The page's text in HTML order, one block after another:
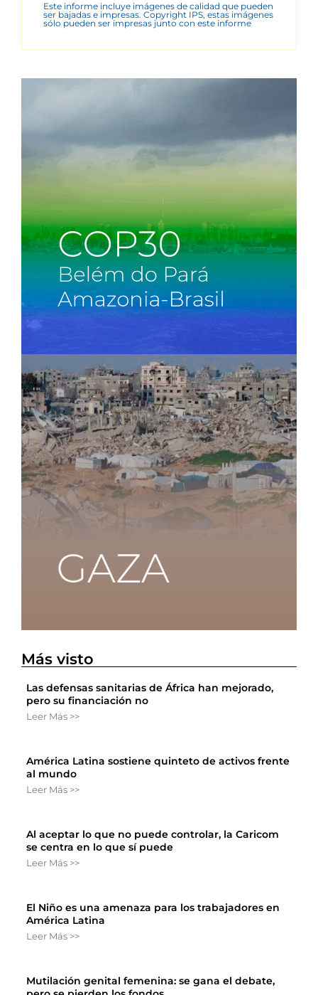
Este informe incluye imágenes de calidad que pueden
ser bajadas e impresas. Copyright IPS, estas imágenes
sólo pueden ser impresas junto con este informe
Más visto
Las defensas sanitarias de África han mejorado,
pero su financiación no
Leer Más >>
América Latina sostiene quinteto de activos frente
al mundo
Leer Más >>
Al aceptar lo que no puede controlar, la Caricom
se centra en lo que sí puede
Leer Más >>
El Niño es una amenaza para los trabajadores en
América Latina
Leer Más >>
Mutilación genital femenina: se gana el debate,